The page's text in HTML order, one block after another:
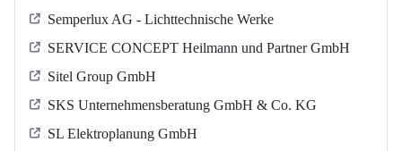
Semperlux AG - Lichttechnische Werke
SERVICE CONCEPT Heilmann und Partner GmbH
Sitel Group GmbH
SKS Unternehmensberatung GmbH & Co. KG
SL Elektroplanung GmbH